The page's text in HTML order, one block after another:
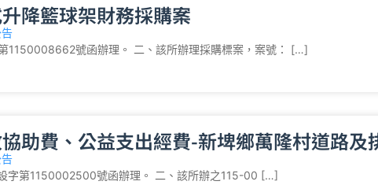
降籃球架財務採購案
1150008662號函辦理。 二、該所辦理採購標案，案號： […]
助費、公益支出經費-新埤鄉萬隆村道路及
字第1150002500號函辦理。 二、該所辦之115-00 […]